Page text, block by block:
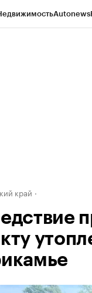
Autonews
край